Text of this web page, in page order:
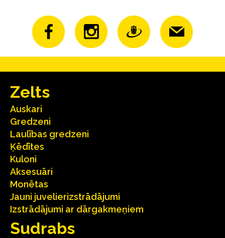
Zelts
Auskari
Gredzeni
Laulības gredzeni
Ķēdītes
Kuloni
Aksesuāri
Monētas
Jauni juvelierizstrādājumi
Izstrādājumi ar dārgakmeņiem
Sudrabs